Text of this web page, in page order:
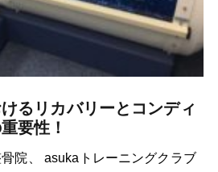
るリカバリーとコンディ
要性！
院、 asukaトレーニングクラブ